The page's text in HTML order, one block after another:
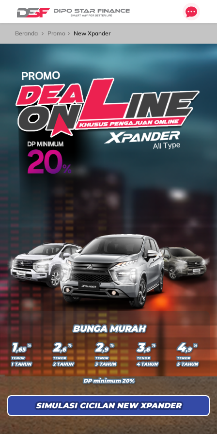
Beranda Promo New Xpander
BUNGA MURAH
1,65
%
TENOR
1 TAHUN
2,6
%
TENOR
2 TAHUN
2,9
%
TENOR
3 TAHUN
3,6
%
TENOR
4 TAHUN
4,9
%
TENOR
5 TAHUN
DP minimum 20%
SIMULASI CICILAN NEW XPANDER